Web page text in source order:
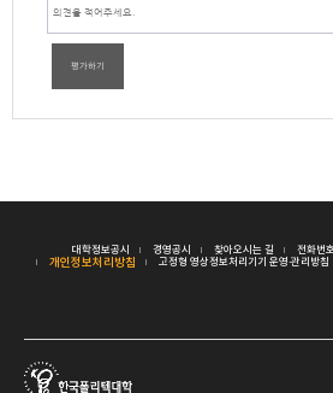
평가하기
대학정보공시 경영공시 찾아오시는 길 전화번
개인정보처리방침 고정형 영상정보처리기기 운영·관리방침